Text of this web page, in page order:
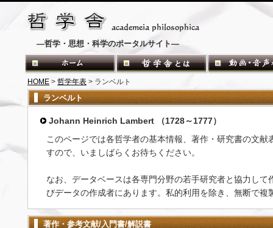
―哲学・思想・科学のポータルサイト―
HOME > 哲学年表 > ランベルト
ランベルト
Johann Heinrich Lambert （1728～1777）
このページでは各哲学者の基本情報、著作・研究書の文
すので、いましばらくお待ちください。
なお、データベースは各専門分野の若手研究者と協力し
びデータの作成者にあります。私的利用を除き、無断で複
著作・参考文献/入門書/解説書